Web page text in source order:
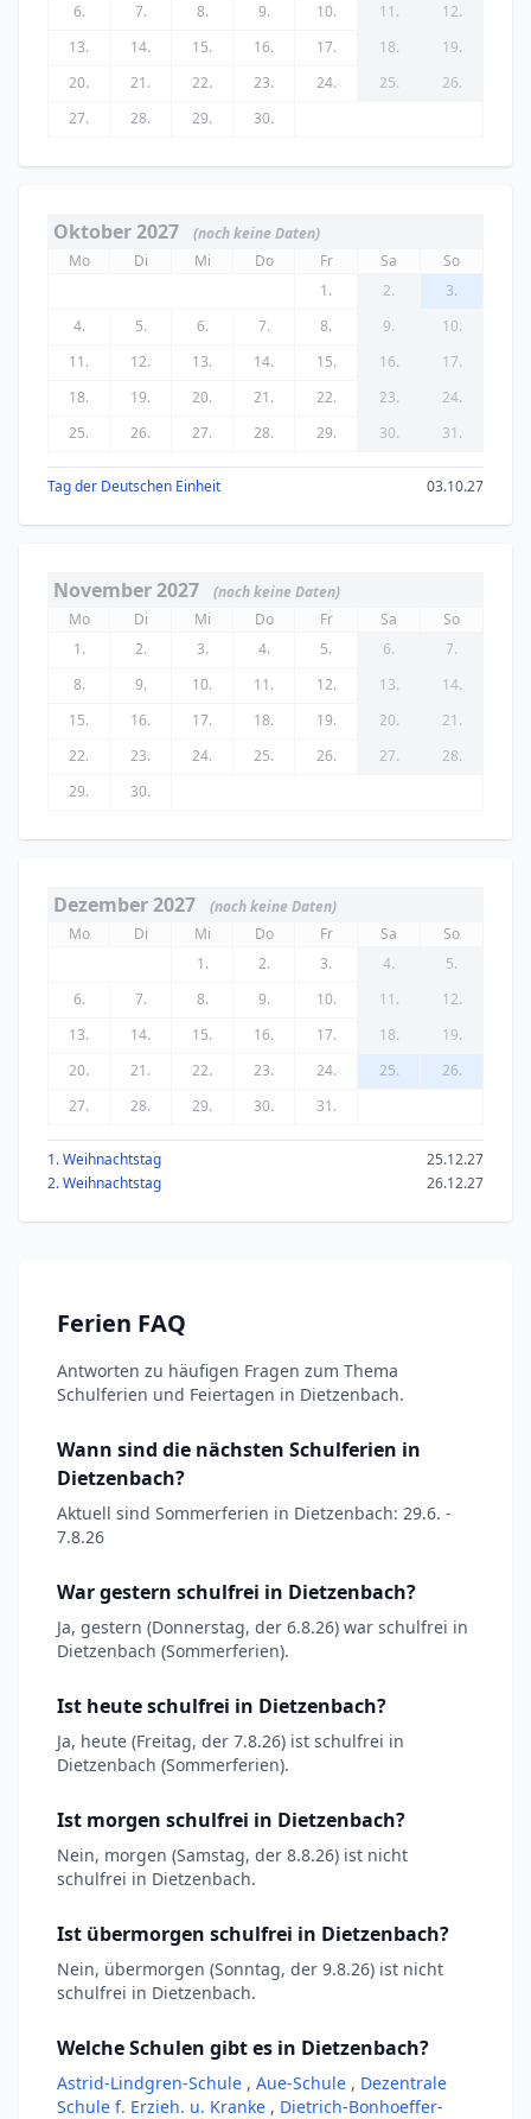
6.
7. 8. 9. 10. 11.
12.
13.
14. 15. 16. 17. 18.
19.
20.
21. 22. 23. 24. 25.
26.
27.
28. 29. 30.
Oktober 2027
(noch keine Daten)
Mo
Di Mi Do Fr Sa
So
1.
2.
3.
4.
5. 6. 7. 8. 9.
10.
11.
12. 13. 14. 15. 16.
17.
18.
19. 20. 21. 22. 23.
24.
25.
26. 27. 28. 29. 30. 31.
Tag der Deutschen Einheit 03.10.27
November 2027
(noch keine Daten)
Mo
Di Mi Do Fr Sa
So
1.
2. 3. 4. 5. 6.
7.
8.
9. 10. 11. 12. 13.
14.
15.
16. 17. 18. 19. 20.
21.
22.
23. 24. 25. 26. 27.
28.
29.
30.
Dezember 2027
(noch keine Daten)
Mo
Di Mi Do Fr Sa
So
1.
2. 3. 4.
5.
6.
7. 8. 9. 10. 11.
12.
13.
14. 15. 16. 17. 18.
19.
20.
21. 22. 23. 24. 25.
26.
27.
28. 29. 30. 31.
1. Weihnachtstag
25.12.27
2. Weihnachtstag
26.12.27
Ferien FAQ
Antworten zu häufigen Fragen zum Thema
Schulferien und Feiertagen in Dietzenbach.
Wann sind die nächsten Schulferien in
Dietzenbach?
Aktuell sind Sommerferien in Dietzenbach: 29.6. -
7.8.26
War gestern schulfrei in Dietzenbach?
Ja, gestern (Donnerstag, der 6.8.26) war schulfrei in
Dietzenbach (Sommerferien).
Ist heute schulfrei in Dietzenbach?
Ja, heute (Freitag, der 7.8.26) ist schulfrei in
Dietzenbach (Sommerferien).
Ist morgen schulfrei in Dietzenbach?
Nein, morgen (Samstag, der 8.8.26) ist nicht
schulfrei in Dietzenbach.
Ist übermorgen schulfrei in Dietzenbach?
Nein, übermorgen (Sonntag, der 9.8.26) ist nicht
schulfrei in Dietzenbach.
Welche Schulen gibt es in Dietzenbach?
Astrid-Lindgren-Schule , Aue-Schule , Dezentrale
Schule f. Erzieh. u. Kranke , Dietrich-Bonhoeffer-